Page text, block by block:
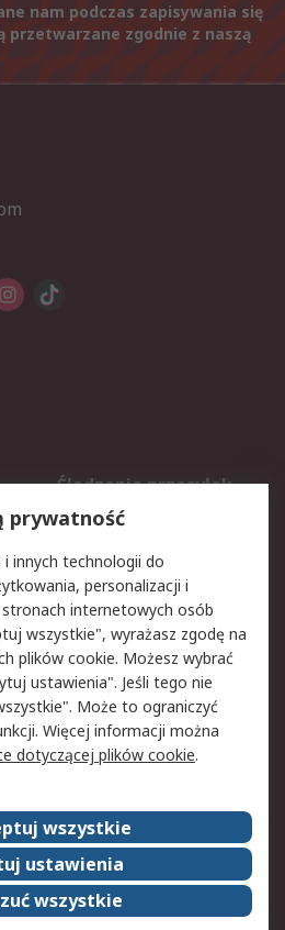
nam podczas zapisywania się
przetwarzane zgodnie z naszą
Śledzenie przesyłek
Rejestracja
Polityka dotycząca
plików cookie
Użytkowanie witryny
Warunki Sprzedaży
Kontakt
RS na świecie
Nagrody dla RS
prywatność
innych technologii do
personalizacji i
internetowych osób
wszystkie", wyrażasz zgodę na
plików cookie. Możesz wybrać
ustawienia". Jeśli tego nie
Może to ograniczyć
Więcej informacji można
dotyczącej plików cookie.
wszystkie
ustawienia
wszystkie